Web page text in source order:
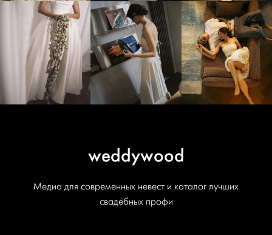
weddywood
Медиа для современных невест и каталог лучших
свадебных профи